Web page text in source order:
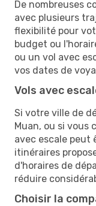
De nombreuses
avec plusieurs
flexibilité pour
budget ou
ou un vol avec
vos dates de
Vols avec
Si votre ville de
Muan, ou si vous
avec escale peut
itinéraires
d'horaires de
réduire
Choisir la